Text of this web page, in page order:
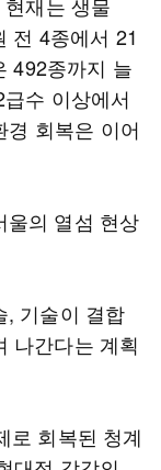
전 4종에서 21
492종까지 늘
수 이상에서
경 회복은 이어
울의 열섬 현상
, 기술이 결합
나간다는 계획
로 회복된 청계